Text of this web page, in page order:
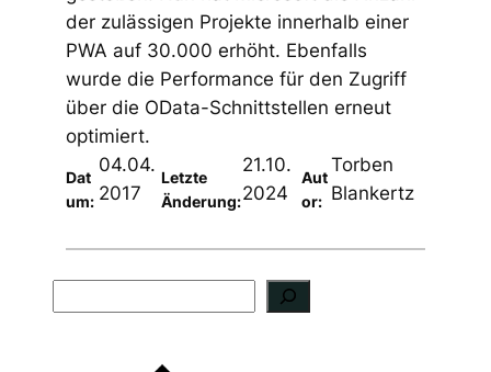
der zulässigen Projekte innerhalb einer
PWA auf 30.000 erhöht. Ebenfalls
wurde die Performance für den Zugriff
über die OData-Schnittstellen erneut
optimiert.
Dat
um:
04.04.
2017
Letzte
Änderung:
21.10.
2024
Aut
or:
Torben
Blankertz